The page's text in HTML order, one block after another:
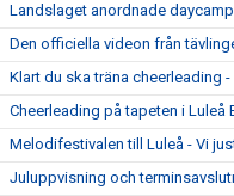
Landslaget anordnade
Den officiella videon från
Klart du ska träna cheerleading
Cheerleading på tapeten i Luleå
Melodifestivalen till Luleå - Vi
Juluppvisning och